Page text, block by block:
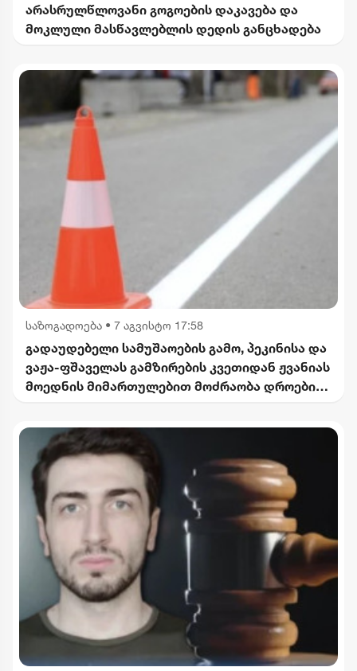
არასრულწლოვანი გოგოების დაკავება და
მოკლული მასწავლებლის დედის განცხადება
საზოგადოება • 7 აგვისტო 17:58
გადაუდებელი სამუშაოების გამო, პეკინისა და
ვაჟა-ფშაველას გამზირების კვეთიდან ჟვანიას
მოედნის მიმართულებით მოძრაობა დროებით